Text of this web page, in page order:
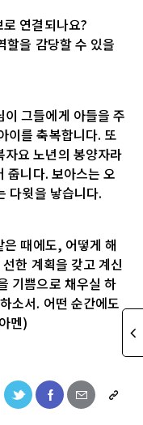
연결되나요?
할을 감당할 수 있을
그들에게 아들을 주
이를 축복합니다. 또
요 노년의 봉양자라
줍니다. 보아스는 오
다윗을 낳습니다.
때에도, 어떻게 해
한 계획을 갖고 계신
기쁨으로 채우실 하
소서. 어떤 순간에도
멘)